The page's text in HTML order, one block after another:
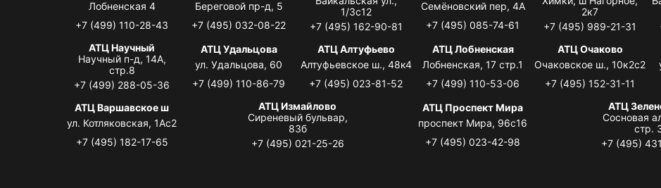
Лобненская 4
+7 (499) 110-28-43
Береговой пр-д, 5
+7 (495) 032-08-22
1/3с12
+7 (495) 162-90-81
Семёновский пер, 4А
+7 (495) 085-74-61
2к7
+7 (495) 989-21-31
АТЦ Научный
Научный п-д, 14А,
стр.8
+7 (499) 288-05-36
АТЦ Удальцова
ул. Удальцова, 60
+7 (499) 110-86-79
АТЦ Алтуфьево
Алтуфьевское ш., 48к4
+7 (495) 023-81-52
АТЦ Лобненская
Лобненская, 17 стр.1
+7 (499) 110-53-06
АТЦ Очаково
Очаковское ш., 10к2с2
+7 (495) 152-31-11
АТЦ Варшавское ш
ул. Котляковская, 1Ас2
+7 (495) 182-17-65
АТЦ Измайлово
Сиреневый бульвар,
83б
+7 (495) 021-25-26
АТЦ Проспект Мира
проспект Мира, 96с16
+7 (495) 023-42-98
АТЦ
Сосновая
стр.
+7 (495)